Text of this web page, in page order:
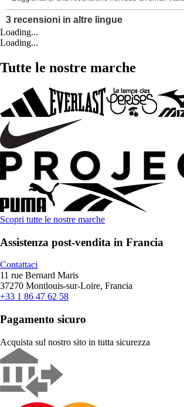
Loading...
Loading...
Tutte le nostre marche
Scopri tutte le nostre marche
Assistenza post-vendita in Francia
Contattaci
11 rue Bernard Maris
37270 Montlouis-sur-Loire, Francia
+33 1 86 47 62 58
Pagamento sicuro
Acquista sul nostro sito in tutta sicurezza